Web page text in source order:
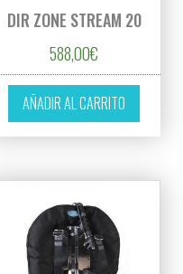
DIR ZONE STREAM 20
588,00€
AÑADIR AL CARRITO